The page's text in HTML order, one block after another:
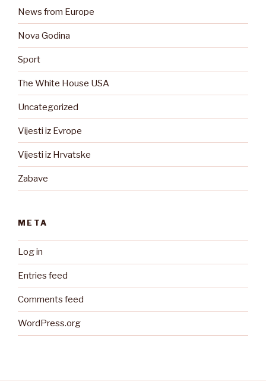
News from Europe
Nova Godina
Sport
The White House USA
Uncategorized
Vijesti iz Evrope
Vijesti iz Hrvatske
Zabave
META
Log in
Entries feed
Comments feed
WordPress.org